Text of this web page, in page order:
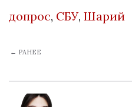
допрос, СБУ, Шарий
← РАНЕЕ